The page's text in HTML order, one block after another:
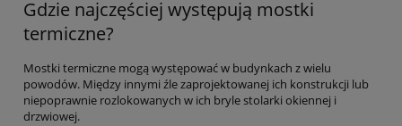
Gdzie najczęściej występują mostki
termiczne?
Mostki termiczne mogą występować w budynkach z wielu
powodów. Między innymi źle zaprojektowanej ich konstrukcji lub
niepoprawnie rozlokowanych w ich bryle stolarki okiennej i
drzwiowej.